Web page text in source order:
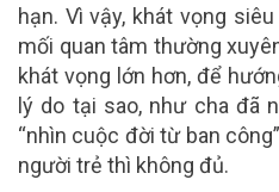
hạn. Vì vậy, khát vọng
mối quan tâm thường
khát vọng lớn hơn, để
lý do tại sao, như cha đã
“nhìn cuộc đời từ ban
người trẻ thì không đủ.